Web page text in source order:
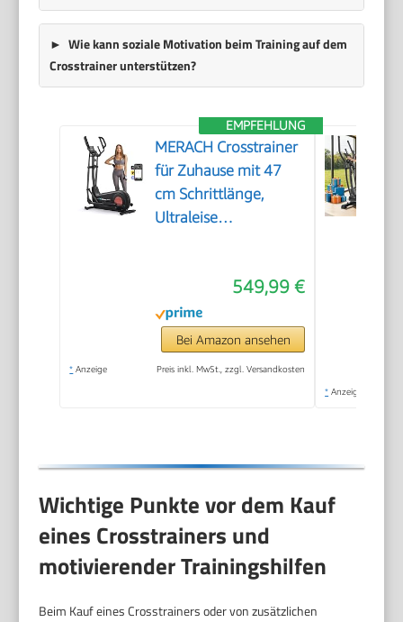
Wie kann soziale Motivation beim Training auf dem
Crosstrainer unterstützen?
EMPFEHLUNG
MERACH Crosstrainer
für Zuhause mit 47
cm Schrittlänge,
Ultraleise
Widerstandsstufen,
für Effektives
Ausdauertraining,
Eigener App,
Belastbar Bis 180 kg
549,99 €
Bei Amazon ansehen
* Anzeige Preis inkl. MwSt., zzgl. Versandkosten
* Anzeige
Wichtige Punkte vor dem Kauf
eines Crosstrainers und
motivierender Trainingshilfen
Beim Kauf eines Crosstrainers oder von zusätzlichen